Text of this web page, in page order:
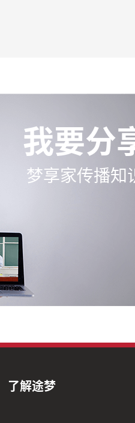
我要分
梦享家传播知
了解途梦